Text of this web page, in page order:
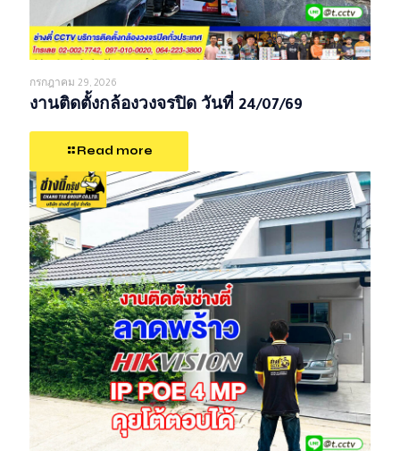
กรกฎาคม 29, 2026
งานติดตั้งกล้องวงจรปิด วันที่ 24/07/69
Read more